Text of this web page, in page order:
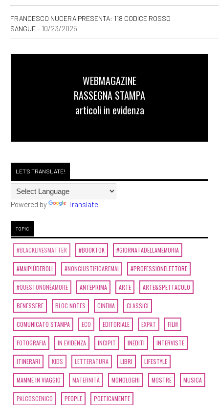
FRANCESCO NUCERA PRESENTA: 118 CODICE ROSSO
SANGUE- 10/23/2025
WEBMAGAZINE
RASSEGNA STAMPA
articoli in evidenza
LET'S TRANSLATE!
Powered by Translate
TOPIC
#BLACKLIVESMATTER #BOOKTOK #GIORNATADELLAMEMORIA
#MAIPIÙDEBOLI #NONGIUSTIFICAREMAI #PROFESSIONELETTORE
#QUESTONONÈAMORE ANTEPRIMA ARTE ARTE&SPETTACOLO
BENESSERE BLOC NOTES CINEMA CLASSICI
COMUNICATO STAMPA ECO EDITORIALE EXPAT FILM
FOTOGRAFIA IN EVIDENZA INCIPIT INEDITI INTERVISTE
ITINERARI KIDS LETTERATURA LIBRI LIFESTYLE
MAMME IN VIAGGIO MATERNITÀ MONOLOGHI MOSTRE MUSICA
PALCOSCENICO PEOPLE POETICAMENTE